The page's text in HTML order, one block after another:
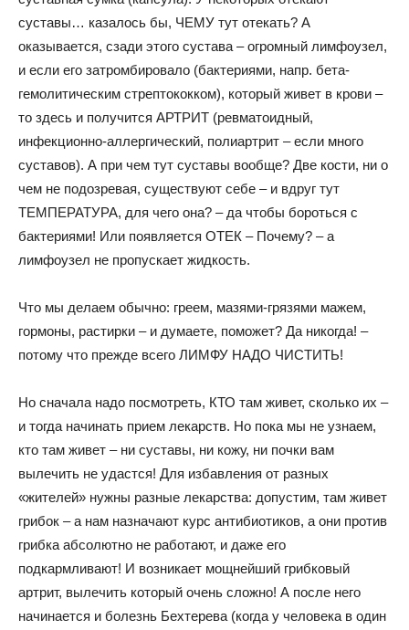
суставы… казалось бы, ЧЕМУ тут отекать? А
оказывается, сзади этого сустава – огромный лимфоузел,
и если его затромбировало (бактериями, напр. бета-
гемолитическим стрептококком), который живет в крови –
то здесь и получится АРТРИТ (ревматоидный,
инфекционно-аллергический, полиартрит – если много
суставов). А при чем тут суставы вообще? Две кости, ни о
чем не подозревая, существуют себе – и вдруг тут
ТЕМПЕРАТУРА, для чего она? – да чтобы бороться с
бактериями! Или появляется ОТЕК – Почему? – а
лимфоузел не пропускает жидкость.
Что мы делаем обычно: греем, мазями-грязями мажем,
гормоны, растирки – и думаете, поможет? Да никогда! –
потому что прежде всего ЛИМФУ НАДО ЧИСТИТЬ!
Но сначала надо посмотреть, КТО там живет, сколько их –
и тогда начинать прием лекарств. Но пока мы не узнаем,
кто там живет – ни суставы, ни кожу, ни почки вам
вылечить не удастся! Для избавления от разных
«жителей» нужны разные лекарства: допустим, там живет
грибок – а нам назначают курс антибиотиков, а они против
грибка абсолютно не работают, и даже его
подкармливают! И возникает мощнейший грибковый
артрит, вылечить который очень сложно! А после него
начинается и болезнь Бехтерева (когда у человека в один